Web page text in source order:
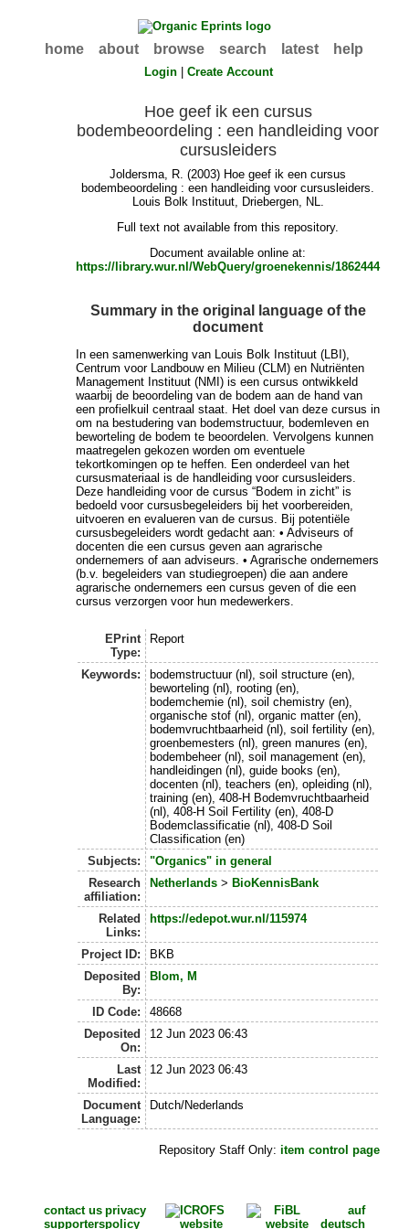
home about browse search latest help
Login |Create Account
Hoe geef ik een cursus
bodembeoordeling : een handleiding voor
cursusleiders
Joldersma, R. (2003) Hoe geef ik een cursus
bodembeoordeling : een handleiding voor cursusleiders.
Louis Bolk Instituut, Driebergen, NL.
Full text not available from this repository.
Document available online at:
https://library.wur.nl/WebQuery/groenekennis/1862444
Summary in the original language of the
document
In een samenwerking van Louis Bolk Instituut (LBI),
Centrum voor Landbouw en Milieu (CLM) en Nutriënten
Management Instituut (NMI) is een cursus ontwikkeld
waarbij de beoordeling van de bodem aan de hand van
een profielkuil centraal staat. Het doel van deze cursus in
om na bestudering van bodemstructuur, bodemleven en
beworteling de bodem te beoordelen. Vervolgens kunnen
maatregelen gekozen worden om eventuele
tekortkomingen op te heffen. Een onderdeel van het
cursusmateriaal is de handleiding voor cursusleiders.
Deze handleiding voor de cursus “Bodem in zicht” is
bedoeld voor cursusbegeleiders bij het voorbereiden,
uitvoeren en evalueren van de cursus. Bij potentiële
cursusbegeleiders wordt gedacht aan: • Adviseurs of
docenten die een cursus geven aan agrarische
ondernemers of aan adviseurs. • Agrarische ondernemers
(b.v. begeleiders van studiegroepen) die aan andere
agrarische ondernemers een cursus geven of die een
cursus verzorgen voor hun medewerkers.
EPrint
Type:
Report
Keywords:
bodemstructuur (nl), soil structure (en),
beworteling (nl), rooting (en),
bodemchemie (nl), soil chemistry (en),
organische stof (nl), organic matter (en),
bodemvruchtbaarheid (nl), soil fertility (en),
groenbemesters (nl), green manures (en),
bodembeheer (nl), soil management (en),
handleidingen (nl), guide books (en),
docenten (nl), teachers (en), opleiding (nl),
training (en), 408-H Bodemvruchtbaarheid
(nl), 408-H Soil Fertility (en), 408-D
Bodemclassificatie (nl), 408-D Soil
Classification (en)
Subjects:
"Organics" in general
Research
affiliation:
Netherlands> BioKennisBank
Related
Links:
https://edepot.wur.nl/115974
Project ID:
BKB
Deposited
By:
Blom, M
ID Code:
48668
Deposited
On:
12 Jun 2023 06:43
Last
Modified:
12 Jun 2023 06:43
Document
Language:
Dutch/Nederlands
Repository Staff Only:item control page
contact us
supporters
privacy
policy
auf
deutsch